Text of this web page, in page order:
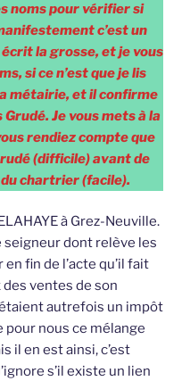
noms pour vérifier si
c’est un
la grosse, et je vous
si ce n’est que je lis
métairie, et il confirme
Je vous mets à la
rendiez compte que
(difficile) avant de
chartrier (facile).
à Grez-Neuville.
seigneur dont relève les
fin de l’acte qu’il fait
des ventes de son
autrefois un impôt
pour nous ce mélange
il en est ainsi, c’est
s’il existe un lien